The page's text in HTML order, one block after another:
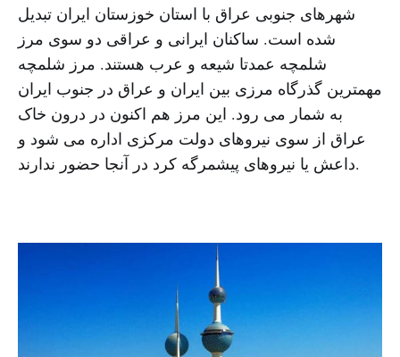
شهرهای جنوبی عراق با استان خوزستان ایران تبدیل
شده است. ساکنان ایرانی و عراقی دو سوی مرز
شلمچه عمدتا شیعه و عرب هستند. مرز شلمچه
مهمترین گذرگاه مرزی بین ایران و عراق در جنوب ایران
به شمار می رود. این مرز هم اکنون در درون خاک
عراق از سوی نیروهای دولت مرکزی اداره می شود و
داعش یا نیروهای پیشمرگه کرد در آنجا حضور ندارند.